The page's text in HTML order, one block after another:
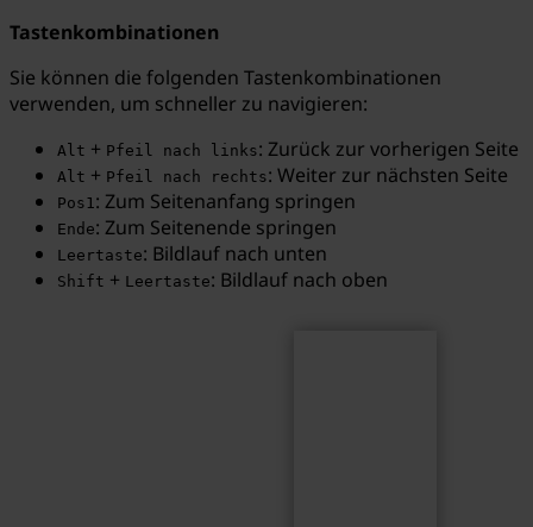
Tastenkombinationen
Sie können die folgenden Tastenkombinationen
verwenden, um schneller zu navigieren:
Alt + Pfeil nach links: Zurück zur vorherigen Seite
Alt + Pfeil nach rechts: Weiter zur nächsten Seite
Pos1: Zum Seitenanfang springen
Ende: Zum Seitenende springen
Leertaste: Bildlauf nach unten
Shift + Leertaste: Bildlauf nach oben
Suchbegriff...